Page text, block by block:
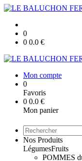
0
0 0.0 €
Mon compte
0
Favoris
0 0.0 €
Mon panier
Nos Produits
LégumesFruits
POMMES